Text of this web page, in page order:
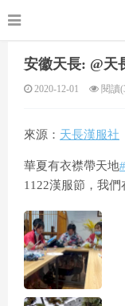
安徽天長: @天
2020-12-01 閱讀
來源： 天長漢服社
華夏有衣襟帶天地
1122漢服節，我們